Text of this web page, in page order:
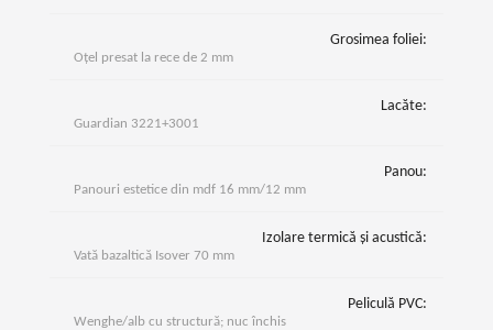
Grosimea foliei:
Oțel presat la rece de 2 mm
Lacăte:
Guardian 3221+3001
Panou:
Panouri estetice din mdf 16 mm/12 mm
Izolare termică și acustică:
Vată bazaltică Isover 70 mm
Peliculă PVC:
Wenghe/alb cu structură; nuc închis